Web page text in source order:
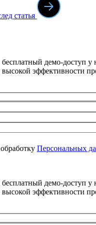
статья
бесплатный демо-доступ у
высокой эффективности
Персональных
бесплатный демо-доступ у
высокой эффективности